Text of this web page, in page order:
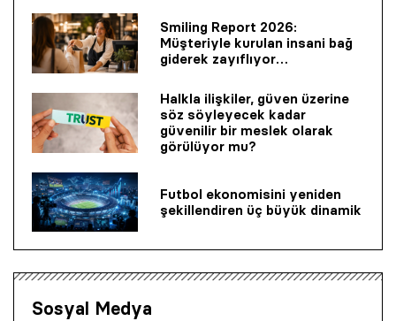
Smiling Report 2026:
Müşteriyle kurulan insani bağ
giderek zayıflıyor…
Halkla ilişkiler, güven üzerine
söz söyleyecek kadar
güvenilir bir mes­lek olarak
görülüyor mu?
Futbol ekonomisini yeniden
şekillendiren üç büyük dinamik
Sosyal Medya